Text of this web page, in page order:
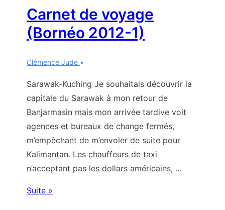
Carnet de voyage
(Bornéo 2012-1)
Clémence Jude
Sarawak-Kuching Je souhaitais découvrir la
capitale du Sarawak à mon retour de
Banjarmasin mais mon arrivée tardive voit
agences et bureaux de change fermés,
m’empêchant de m’envoler de suite pour
Kalimantan. Les chauffeurs de taxi
n’acceptant pas les dollars américains, …
Carnet
Suite »